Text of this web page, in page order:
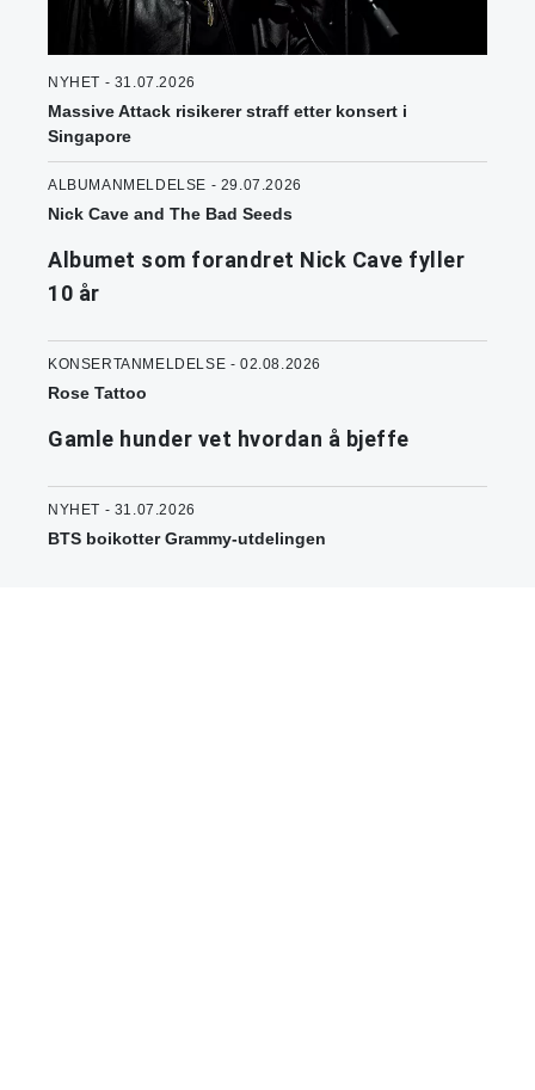
NYHET - 31.07.2026
Massive Attack risikerer straff etter konsert i
Singapore
ALBUMANMELDELSE - 29.07.2026
Nick Cave and The Bad Seeds
Albumet som forandret Nick Cave fyller
10 år
KONSERTANMELDELSE - 02.08.2026
Rose Tattoo
Gamle hunder vet hvordan å bjeffe
NYHET - 31.07.2026
BTS boikotter Grammy-utdelingen